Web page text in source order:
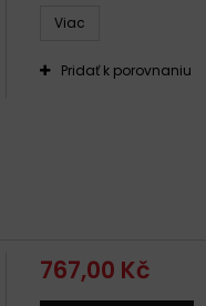
Viac
Pridať k porovnaniu
767,00 Kč